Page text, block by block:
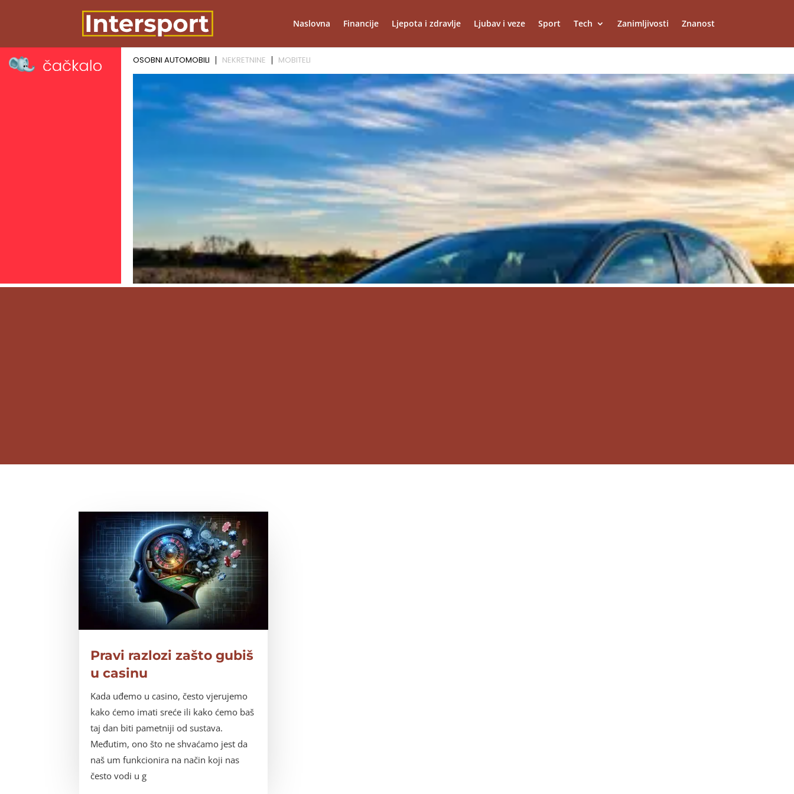
Naslovna Financije Ljepota i zdravlje Ljubav i veze Sport Tech Zanimljivosti Znanost
Pravi razlozi zašto gubiš
u casinu
Kada uđemo u casino, često vjerujemo
kako ćemo imati sreće ili kako ćemo baš
taj dan biti pametniji od sustava.
Međutim, ono što ne shvaćamo jest da
naš um funkcionira na način koji nas
često vodi u g